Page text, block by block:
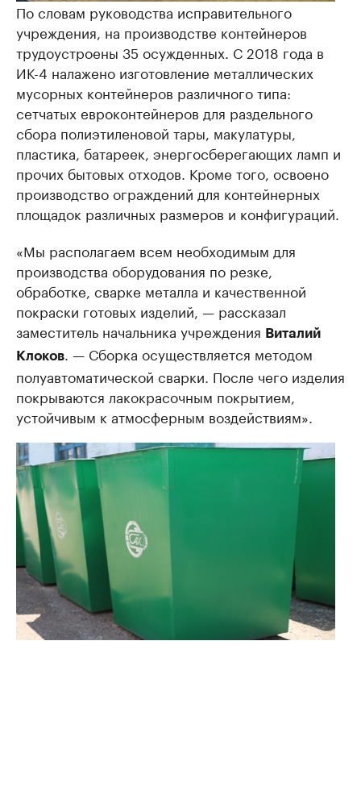
По словам руководства исправительного
учреждения, на производстве контейнеров
трудоустроены 35 осужденных. С 2018 года в
ИК-4 налажено изготовление металлических
мусорных контейнеров различного типа:
сетчатых евроконтейнеров для раздельного
сбора полиэтиленовой тары, макулатуры,
пластика, батареек, энергосберегающих ламп и
прочих бытовых отходов. Кроме того, освоено
производство ограждений для контейнерных
площадок различных размеров и конфигураций.
«Мы располагаем всем необходимым для
производства оборудования по резке,
обработке, сварке металла и качественной
покраски готовых изделий, — рассказал
заместитель начальника учреждения Виталий
Клоков. — Сборка осуществляется методом
полуавтоматической сварки. После чего изделия
покрываются лакокрасочным покрытием,
устойчивым к атмосферным воздействиям».